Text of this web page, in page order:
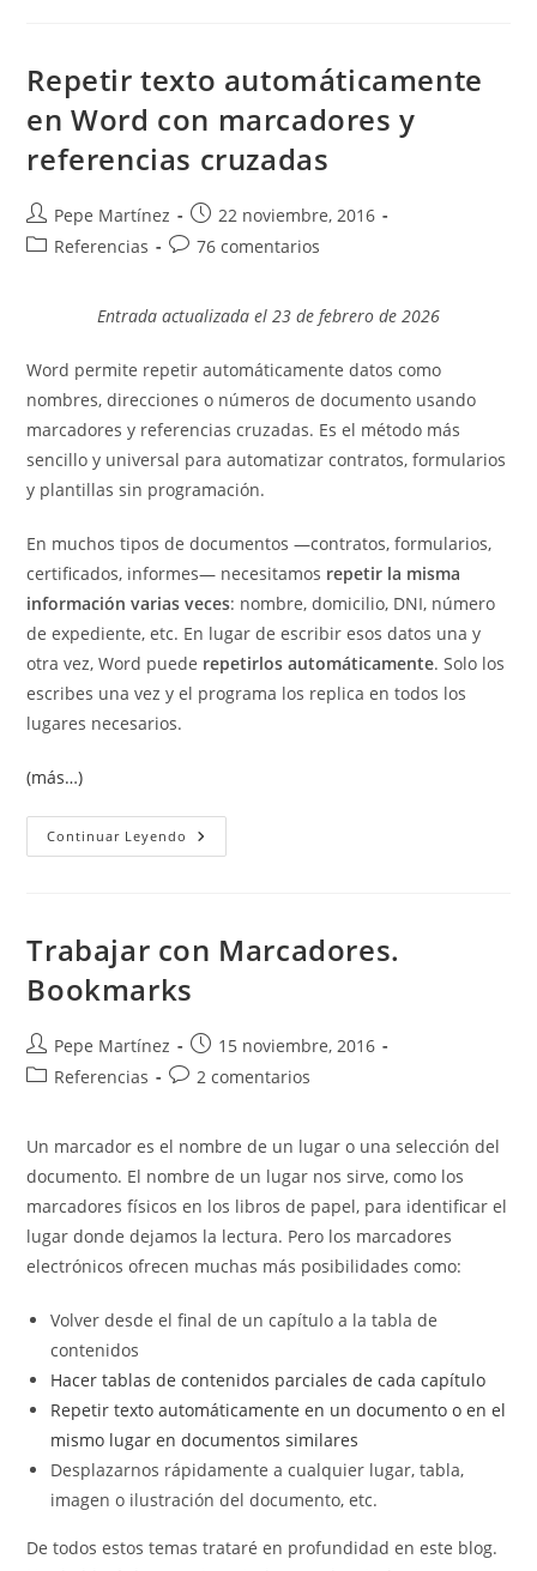
Repetir texto automáticamente
en Word con marcadores y
referencias cruzadas
Autor
de
Pepe Martínez
Publicación
de
22 noviembre, 2016
Categoría
Referencias
Comentarios
entrada:
76 comentarios
Entrada actualizada el 23 de febrero de 2026
Word permite repetir automáticamente datos como
nombres, direcciones o números de documento usando
marcadores y referencias cruzadas. Es el método más
sencillo y universal para automatizar contratos, formularios
y plantillas sin programación.
En muchos tipos de documentos —contratos, formularios,
certificados, informes— necesitamos repetir la misma
información varias veces: nombre, domicilio, DNI, número
de expediente, etc. En lugar de escribir esos datos una y
otra vez, Word puede repetirlos automáticamente. Solo los
escribes una vez y el programa los replica en todos los
lugares necesarios.
(más…)
Continuar Leyendo Repetir
Texto
Marcadores
Y
Cruzadas
Trabajar con Marcadores.
Bookmarks
Autor
de
Pepe Martínez
Publicación
de
15 noviembre, 2016
Categoría
entrada:
Referencias
Comentarios
entrada:
2 comentarios
Un marcador es el nombre de un lugar o una selección del
documento. El nombre de un lugar nos sirve, como los
marcadores físicos en los libros de papel, para identificar el
lugar donde dejamos la lectura. Pero los marcadores
electrónicos ofrecen muchas más posibilidades como:
Volver desde el final de un capítulo a la tabla de
contenidos
Hacer tablas de contenidos parciales de cada capítulo
Repetir texto automáticamente en un documento o en el
mismo lugar en documentos similares
Desplazarnos rápidamente a cualquier lugar, tabla,
imagen o ilustración del documento, etc.
De todos estos temas trataré en profundidad en este blog.